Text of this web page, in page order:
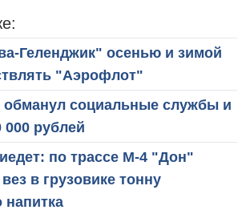
Геленджик" осенью и зимой
"Аэрофлот"
обманул социальные службы и
000 рублей
по трассе М-4 "Дон"
в грузовике тонну
напитка